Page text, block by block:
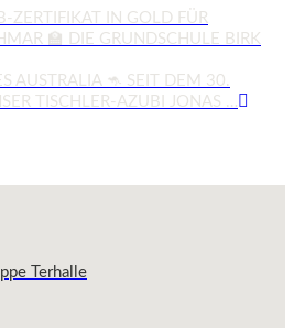
ZERTIFIKAT IN GOLD FÜR
🏫 DIE GRUNDSCHULE BIRK
AUSTRALIA 🦘 SEIT DEM 30.
TISCHLER-AZUBI JONAS …
Terhalle